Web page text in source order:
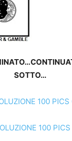
SOTTO…
100
100